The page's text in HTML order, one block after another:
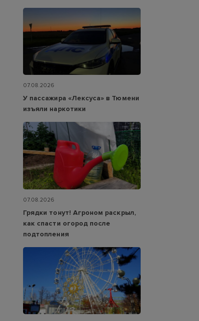
07.08.2026
У пассажира «Лексуса» в Тюмени
изъяли наркотики
07.08.2026
Грядки тонут! Агроном раскрыл,
как спасти огород после
подтопления